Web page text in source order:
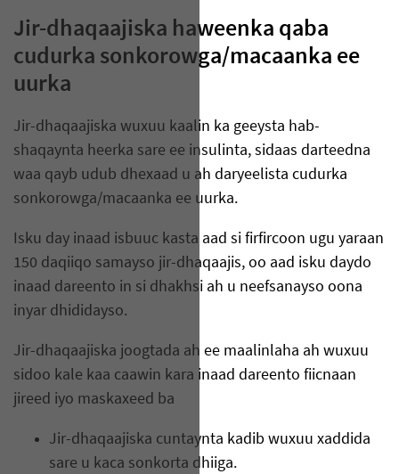
Jir-dhaqaajiska haweenka qaba
cudurka sonkorowga/macaanka ee
uurka
Jir-dhaqaajiska wuxuu kaalin ka geeysta hab-
shaqaynta heerka sare ee insulinta, sidaas darteedna
waa qayb udub dhexaad u ah daryeelista cudurka
sonkorowga/macaanka ee uurka.
Isku day inaad isbuuc kasta aad si firfircoon ugu yaraan
150 daqiiqo samayso jir-dhaqaajis, oo aad isku daydo
inaad dareento in si dhakhsi ah u neefsanayso oona
inyar dhididayso.
Jir-dhaqaajiska joogtada ah ee maalinlaha ah wuxuu
sidoo kale kaa caawin kara inaad dareento fiicnaan
jireed iyo maskaxeed ba
Jir-dhaqaajiska cuntaynta kadib wuxuu xaddida
sare u kaca sonkorta dhiiga.